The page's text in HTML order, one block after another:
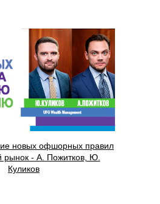
новых офшорных правил
рынок - А. Пожитков, Ю.
Куликов